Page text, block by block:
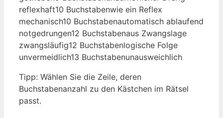
reflexhaft10 Buchstabenwie ein Reflex
mechanisch10 Buchstabenautomatisch ablaufend
notgedrungen12 Buchstabenaus Zwangslage
zwangsläufig12 Buchstabenlogische Folge
unvermeidlich13 Buchstabenunausweichlich
Tipp: Wählen Sie die Zeile, deren
Buchstabenanzahl zu den Kästchen im Rätsel
passt.